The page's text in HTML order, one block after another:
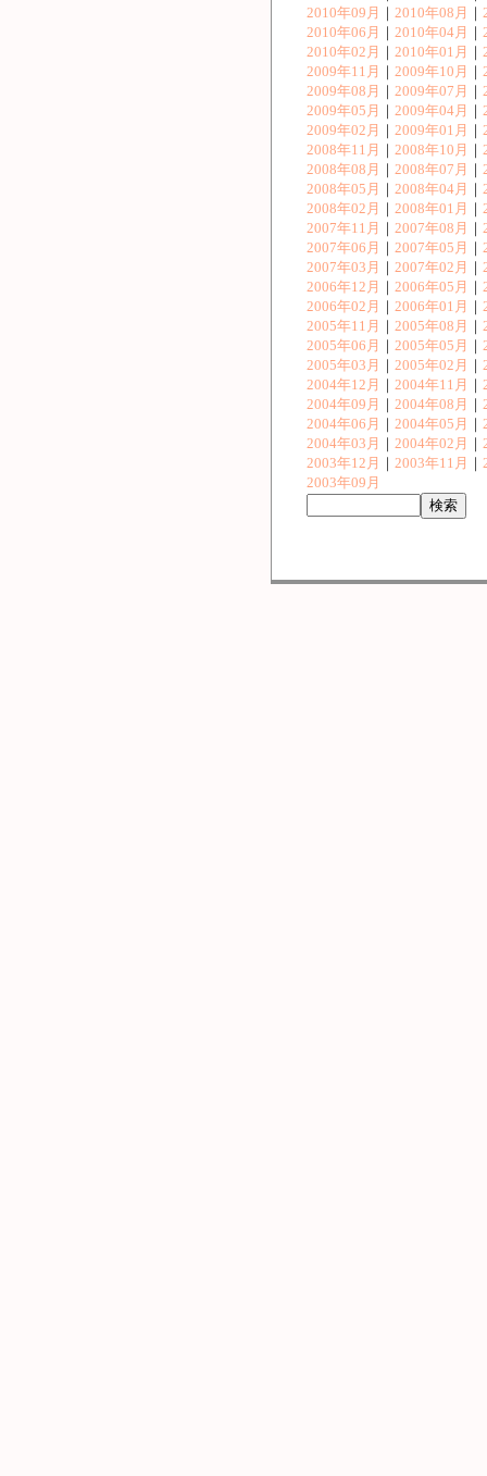
2010年09月
｜ 2010年08月 ｜
2010年06月
｜ 2010年04月 ｜
2010年02月
｜ 2010年01月 ｜
2009年11月
｜ 2009年10月 ｜
2009年08月
｜ 2009年07月 ｜
2009年05月
｜ 2009年04月 ｜
2009年02月
｜ 2009年01月 ｜
2008年11月
｜ 2008年10月 ｜
2008年08月
｜ 2008年07月 ｜
2008年05月
｜ 2008年04月 ｜
2008年02月
｜ 2008年01月 ｜
2007年11月
｜ 2007年08月 ｜
2007年06月
｜ 2007年05月 ｜
2007年03月
｜ 2007年02月 ｜
2006年12月
｜ 2006年05月 ｜
2006年02月
｜ 2006年01月 ｜
2005年11月
｜ 2005年08月 ｜
2005年06月
｜ 2005年05月 ｜
2005年03月
｜ 2005年02月 ｜
2004年12月
｜ 2004年11月 ｜
2004年09月
｜ 2004年08月 ｜
2004年06月
｜ 2004年05月 ｜
2004年03月
｜ 2004年02月 ｜
2003年12月
｜ 2003年11月 ｜
2003年09月